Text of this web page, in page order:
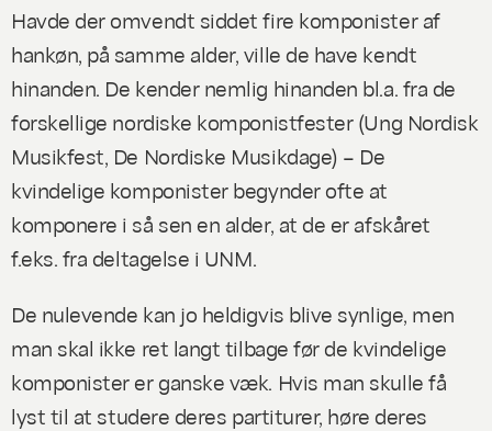
Havde der omvendt siddet fire komponister af
hankøn, på samme alder, ville de have kendt
hinanden. De kender nemlig hinanden bl.a. fra de
forskellige nordiske komponistfester (Ung Nordisk
Musikfest, De Nordiske Musikdage) – De
kvindelige komponister begynder ofte at
komponere i så sen en alder, at de er afskåret
f.eks. fra deltagelse i UNM.
De nulevende kan jo heldigvis blive synlige, men
man skal ikke ret langt tilbage før de kvindelige
komponister er ganske væk. Hvis man skulle få
lyst til at studere deres partiturer, høre deres